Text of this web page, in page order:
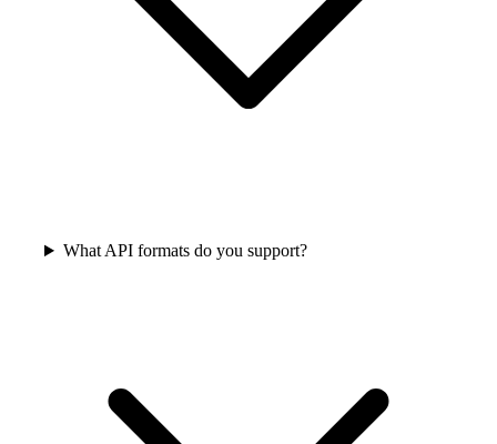
What API formats do you support?